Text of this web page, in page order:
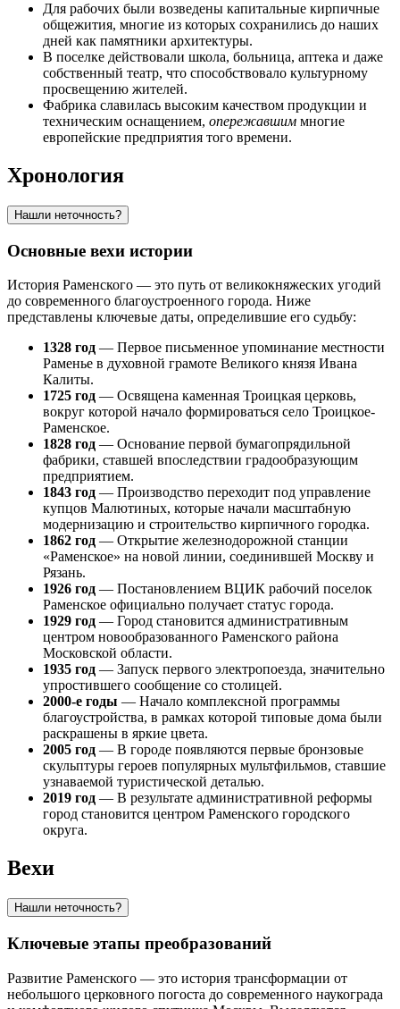
Для рабочих были возведены капитальные кирпичные
общежития, многие из которых сохранились до наших
дней как памятники архитектуры.
В поселке действовали школа, больница, аптека и даже
собственный театр, что способствовало культурному
просвещению жителей.
Фабрика славилась высоким качеством продукции и
техническим оснащением, опережавшим многие
европейские предприятия того времени.
Хронология
Нашли неточность?
Основные вехи истории
История Раменского — это путь от великокняжеских угодий
до современного благоустроенного города. Ниже
представлены ключевые даты, определившие его судьбу:
1328 год — Первое письменное упоминание местности
Раменье в духовной грамоте Великого князя Ивана
Калиты.
1725 год — Освящена каменная Троицкая церковь,
вокруг которой начало формироваться село Троицкое-
Раменское.
1828 год — Основание первой бумагопрядильной
фабрики, ставшей впоследствии градообразующим
предприятием.
1843 год — Производство переходит под управление
купцов Малютиных, которые начали масштабную
модернизацию и строительство кирпичного городка.
1862 год — Открытие железнодорожной станции
«Раменское» на новой линии, соединившей Москву и
Рязань.
1926 год — Постановлением ВЦИК рабочий поселок
Раменское официально получает статус города.
1929 год — Город становится административным
центром новообразованного Раменского района
Московской области.
1935 год — Запуск первого электропоезда, значительно
упростившего сообщение со столицей.
2000-е годы — Начало комплексной программы
благоустройства, в рамках которой типовые дома были
раскрашены в яркие цвета.
2005 год — В городе появляются первые бронзовые
скульптуры героев популярных мультфильмов, ставшие
узнаваемой туристической деталью.
2019 год — В результате административной реформы
город становится центром Раменского городского
округа.
Вехи
Нашли неточность?
Ключевые этапы преобразований
Развитие Раменского — это история трансформации от
небольшого церковного погоста до современного наукограда